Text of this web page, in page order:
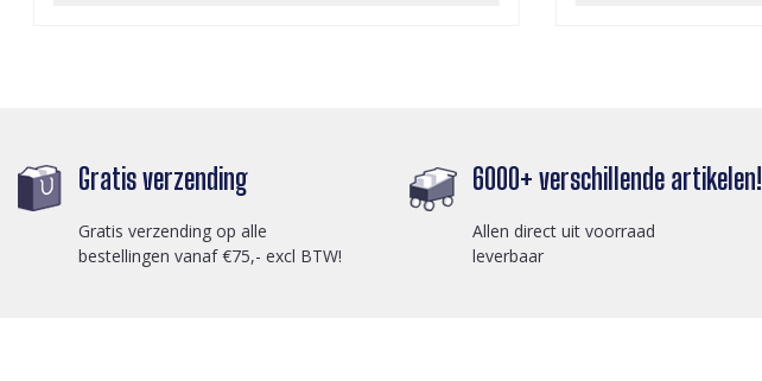
Gratis verzending
Gratis verzending op alle
bestellingen vanaf €75,- excl BTW!
6000+ verschillende artikelen!
Allen direct uit voorraad
leverbaar